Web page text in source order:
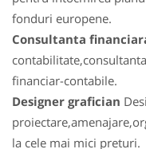
fonduri europene.
Consultanta
financiar-contabile.
Designer grafician
la cele mai mici preturi.